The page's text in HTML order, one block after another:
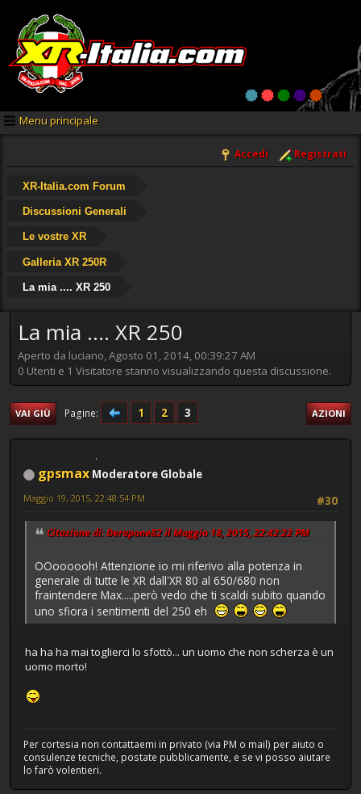
Menu principale
Accedi Registrati
XR-Italia.com Forum
Discussioni Generali
Le vostre XR
Galleria XR 250R
La mia .... XR 250
La mia .... XR 250
Aperto da luciano, Agosto 01, 2014, 00:39:27 AM
0 Utenti e 1 Visitatore stanno visualizzando questa discussione.
VAI GIÙ Pagine 1 2 3 AZIONI
gpsmax Moderatore Globale
#30
Maggio 19, 2015, 22:48:54 PM
Citazione di: Derapone82 il Maggio 18, 2015, 22:42:22 PM
OOoooooh! Attenzione io mi riferivo alla potenza in
generale di tutte le XR dall'XR 80 al 650/680 non
fraintendere Max.....però vedo che ti scaldi subito quando
uno sfiora i sentimenti del 250 eh
ha ha ha mai toglierci lo sfottò... un uomo che non scherza è un
uomo morto!
Per cortesia non contattaemi in privato (via PM o mail) per aiuto o
consulenze tecniche, postate pubblicamente, e se vi posso aiutare
lo farò volentieri.